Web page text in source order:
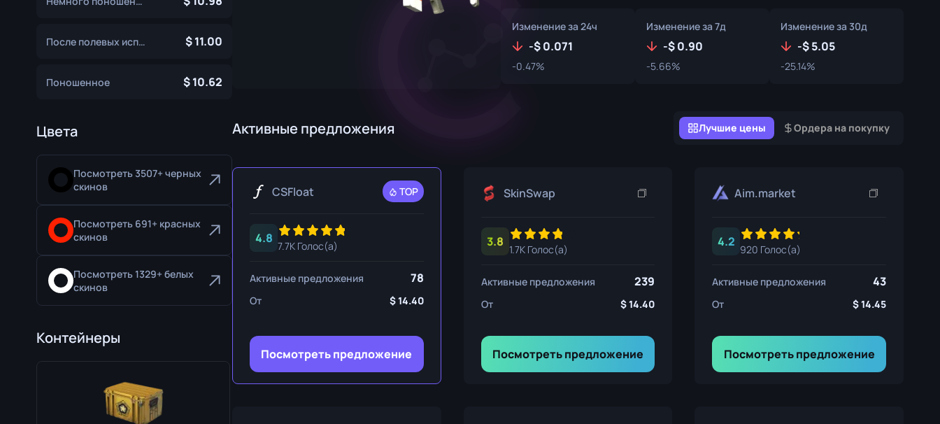
Спортивные Перчатки
Штык-нож M9
Тычковые ножи
Коготь
Медвежий нож
M4A1-S
Сувенир
Сувенирный хайлайт
После полевых испытаний 11.00
Поношенное 10.62
Цвета
Посмотреть 3507+ черных
скинов
Посмотреть 691+ красных
скинов
Посмотреть 1329+ белых
скинов
Контейнеры
Изменение за 24ч
- 0.071
-0.47%
Изменение за 7д
- 0.90
-5.66%
Изменение за 30д
- 5.05
-25.14%
Активные предложения Лучшие цены Ордера на покупку
CSFloat TOP
4.8
7.7K Голос(а)
Активные предложения 78
От 14.40
Посмотреть предложение
SkinSwap
3.8
1.7K Голос(а)
Активные предложения 239
От 14.40
Посмотреть предложение
Aim.market
4.2
920 Голос(а)
Активные предложения 43
От 14.45
Посмотреть предложение